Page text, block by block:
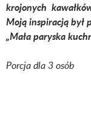
krojonych
Moją inspiracją był
„Mała paryska
Porcja dla 3 osób